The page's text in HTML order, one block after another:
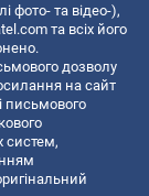
фото- та відео-),
та всіх його
дозволу
на сайт
письмового
систем,